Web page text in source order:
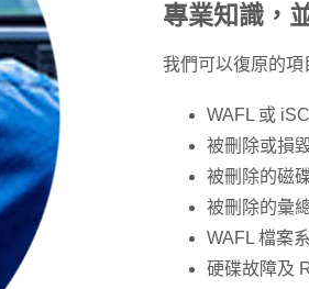
專業知識，
我們可以復原的項
WAFL 或
被刪除或損
被刪除的磁
被刪除的彙
WAFL 檔案
硬碟故障及